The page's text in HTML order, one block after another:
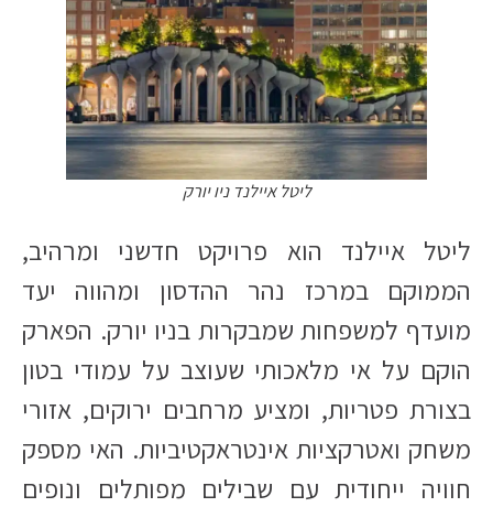
ליטל איילנד ניו יורק
ליטל איילנד הוא פרויקט חדשני ומרהיב,
הממוקם במרכז נהר ההדסון ומהווה יעד
מועדף למשפחות שמבקרות בניו יורק. הפארק
הוקם על אי מלאכותי שעוצב על עמודי בטון
בצורת פטריות, ומציע מרחבים ירוקים, אזורי
משחק ואטרקציות אינטראקטיביות. האי מספק
חוויה ייחודית עם שבילים מפותלים ונופים